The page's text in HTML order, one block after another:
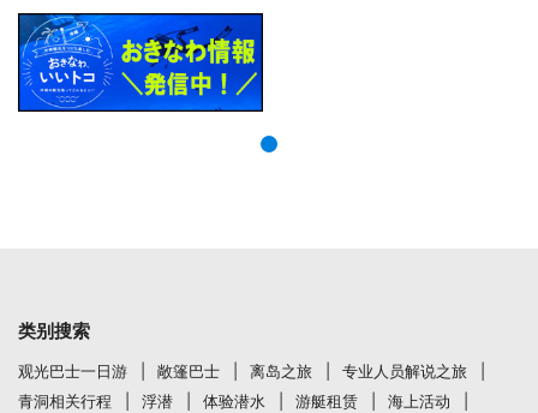
类别搜索
观光巴士一日游 敞篷巴士 离岛之旅
专业人员解说之旅
青洞相关行程
浮潜 体验潜水 游艇租赁
海上活动